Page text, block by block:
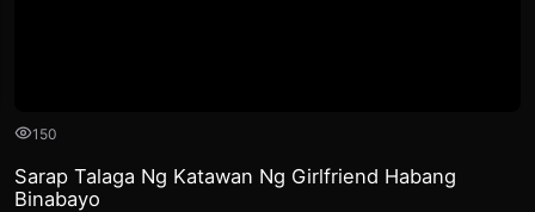
150
Sarap Talaga Ng Katawan Ng Girlfriend Habang
Binabayo